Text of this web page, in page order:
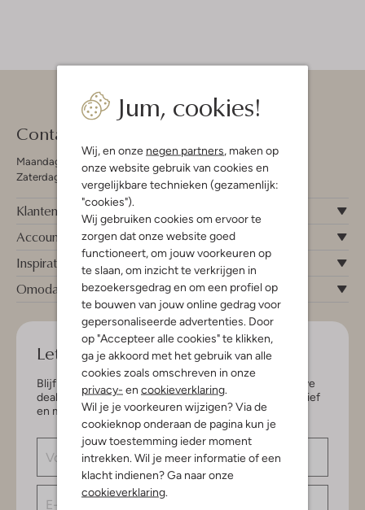
Jum, cookies!
Wij, en onze negen partners , maken op
onze website gebruik van cookies en
vergelijkbare technieken (gezamenlijk:
"cookies").
Wij gebruiken cookies om ervoor te
zorgen dat onze website goed
functioneert, om jouw voorkeuren op
te slaan, om inzicht te verkrijgen in
bezoekersgedrag en om een profiel op
te bouwen van jouw online gedrag voor
gepersonaliseerde advertenties. Door
op "Accepteer alle cookies" te klikken,
ga je akkoord met het gebruik van alle
cookies zoals omschreven in onze
privacy- en cookieverklaring
Wil je je voorkeuren wijzigen? Via de
cookieknop onderaan de pagina kun je
jouw toestemming ieder moment
intrekken. Wil je meer informatie of een
klacht indienen? Ga naar onze
cookieverklaring
Contact
Maandag - Vrijdag 09:00 - 19:00 uur
Zaterdag 09:00 - 17:00 uur
Klantenservice
Account
Inspiratie
Omoda
Let's keep in touch!
Blijf op de hoogte van de nieuwste items en exclusieve
deals, speciaal voor jou. Schrijf je in voor de nieuwsbrief
en maak kans op € 150,- shoptegoed.